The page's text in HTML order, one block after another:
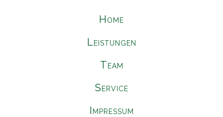
Home
Leistungen
Team
Service
Impressum